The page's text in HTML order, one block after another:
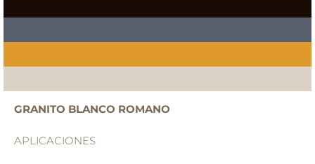
GRANITO BLANCO ROMANO
APLICACIONES